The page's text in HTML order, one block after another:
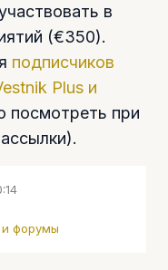
в
(€350).
подписчиков
Plus и
посмотреть при
и форумы